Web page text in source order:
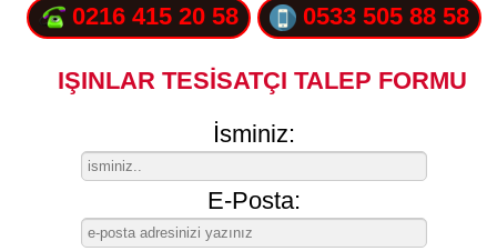
0216 415 20 58
0533 505 88 58
IŞINLAR TESİSATÇI TALEP FORMU
İsminiz:
E-Posta: